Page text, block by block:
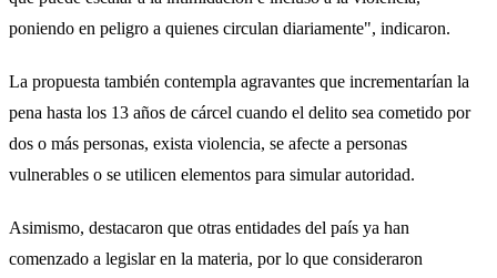
poniendo en peligro a quienes circulan diariamente", indicaron.
La propuesta también contempla agravantes que incrementarían la
pena hasta los 13 años de cárcel cuando el delito sea cometido por
dos o más personas, exista violencia, se afecte a personas
vulnerables o se utilicen elementos para simular autoridad.
Asimismo, destacaron que otras entidades del país ya han
comenzado a legislar en la materia, por lo que consideraron